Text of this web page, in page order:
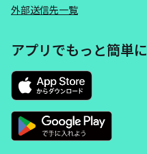
外部送信先一覧
アプリでもっと簡単に